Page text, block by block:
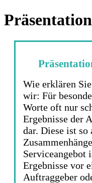
Präsentation
Wie erklären
wir: Für
Worte oft nur
Ergebnisse der
dar. Diese ist
Serviceangebot
Ergebnisse vor
Auftraggeber